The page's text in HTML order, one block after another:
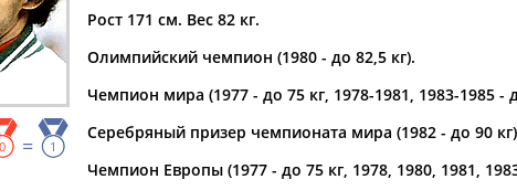
Н О
П
Ю
с
чч мм год
0 = 1
Рост 171 см. Вес 82 кг.
Олимпийский чемпион (1980 - до 82,5 кг).
Чемпион мира (1977 - до 75 кг, 1978-1981, 1983-1985 -
Серебряный призер чемпионата мира (1982 - до 90
Чемпион Европы (1977 - до 75 кг, 1978, 1980, 1981,